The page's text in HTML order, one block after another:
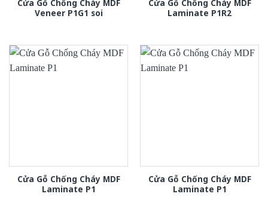
Cửa Gỗ Chống Cháy MDF
Veneer P1G1 soi
Cửa Gỗ Chống Cháy MDF
Laminate P1R2
Cửa Gỗ Chống Cháy MDF
Laminate P1
Cửa Gỗ Chống Cháy MDF
Laminate P1